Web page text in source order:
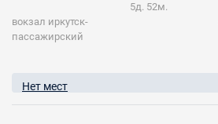
вокзал иркутск-
пассажирский
5д. 52м.
Нет мест